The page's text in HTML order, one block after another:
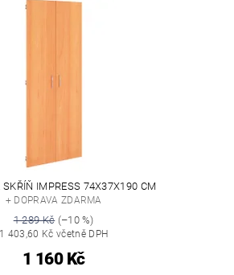
SKŘÍŇ IMPRESS 74X37X190 CM
+ DOPRAVA ZDARMA
1 289 Kč(–10 %)
1 403,60 Kč včetně DPH
1 160 Kč